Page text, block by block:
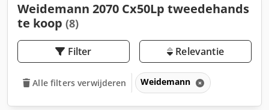
Weidemann 2070 Cx50Lp tweedehands
te koop (8)
Filter Relevantie
Alle filters verwijderen Weidemann